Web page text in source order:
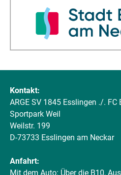
Kontakt:
ARGE SV 1845 Esslingen ./. FC
Sportpark Weil
Weilstr. 199
D-73733 Esslingen am Neckar
Anfahrt:
Mit dem Auto: Über die B10,